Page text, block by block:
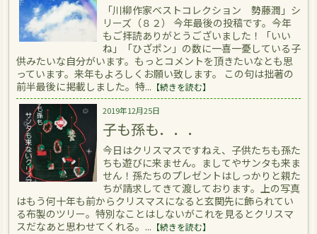
「川柳作家ベストコレクション 勢藤潤」シ
リーズ（８２） 今年最後の投稿です。今年
もご拝読ありがとうございました！「いい
ね」「ひざポン」の数に一喜一憂している子
供みたいな自分がいます。もっとコメントを頂きたいなとも思
っています。来年もよろしくお願い致します。 この句は拙著の
前半最後に掲載しました。特... 【続きを読む】
2019年12月25日
子も孫も．．．
今日はクリスマスですねえ、子供たちも孫た
ちも遊びに来ません。ましてやサンタも来ま
せん！孫たちのプレゼントはしっかりと親た
ちが請求してきて渡しております。上の写真
はもう何十年も前からクリスマスになると玄関先に飾られてい
る布製のツリー。特別なことはしないがこれを見るとクリスマ
スだなあと思わせてくれる。... 【続きを読む】